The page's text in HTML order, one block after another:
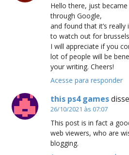
Hello there, just
through Google,
and found that it’s
to watch out for
I will appreciate if you
lot of people will be
your writing. Cheers!
Acesse para responder
this ps4 games
26/10/2021 às 07:07
This post is in fact a
web viewers, who are
blogging.